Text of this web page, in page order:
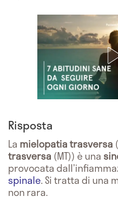
Risposta
La mielopatiatrasversa
trasversa (MT)) è una
provocata
spinale. Si tratta di una
non rara.